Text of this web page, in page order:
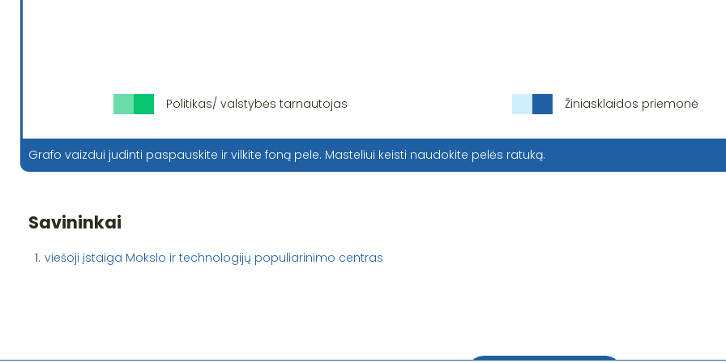
Politikas/ valstybės tarnautojas Žiniasklaidos priemonė
Grafo vaizdui judinti paspauskite ir vilkite foną pele. Masteliui keisti naudokite pelės ratuką.
Savininkai
1. viešoji įstaiga Mokslo ir technologijų populiarinimo centras